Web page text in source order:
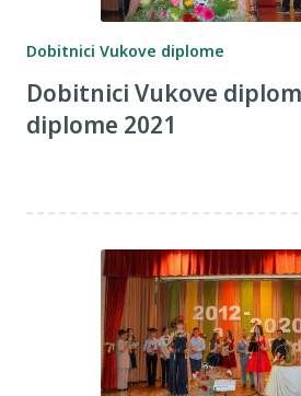
Dobitnici Vukove diplome
Dobitnici Vukove
diplome 2021